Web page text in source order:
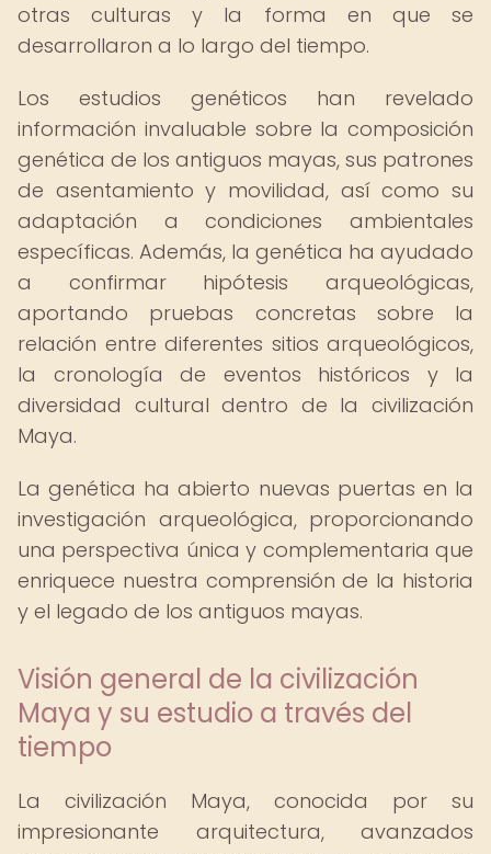
otras culturas y la forma en que se
desarrollaron a lo largo del tiempo.
Los estudios genéticos han revelado
información invaluable sobre la composición
genética de los antiguos mayas, sus patrones
de asentamiento y movilidad, así como su
adaptación a condiciones ambientales
específicas. Además, la genética ha ayudado
a confirmar hipótesis arqueológicas,
aportando pruebas concretas sobre la
relación entre diferentes sitios arqueológicos,
la cronología de eventos históricos y la
diversidad cultural dentro de la civilización
Maya.
La genética ha abierto nuevas puertas en la
investigación arqueológica, proporcionando
una perspectiva única y complementaria que
enriquece nuestra comprensión de la historia
y el legado de los antiguos mayas.
Visión general de la civilización
Maya y su estudio a través del
tiempo
La civilización Maya, conocida por su
impresionante arquitectura, avanzados